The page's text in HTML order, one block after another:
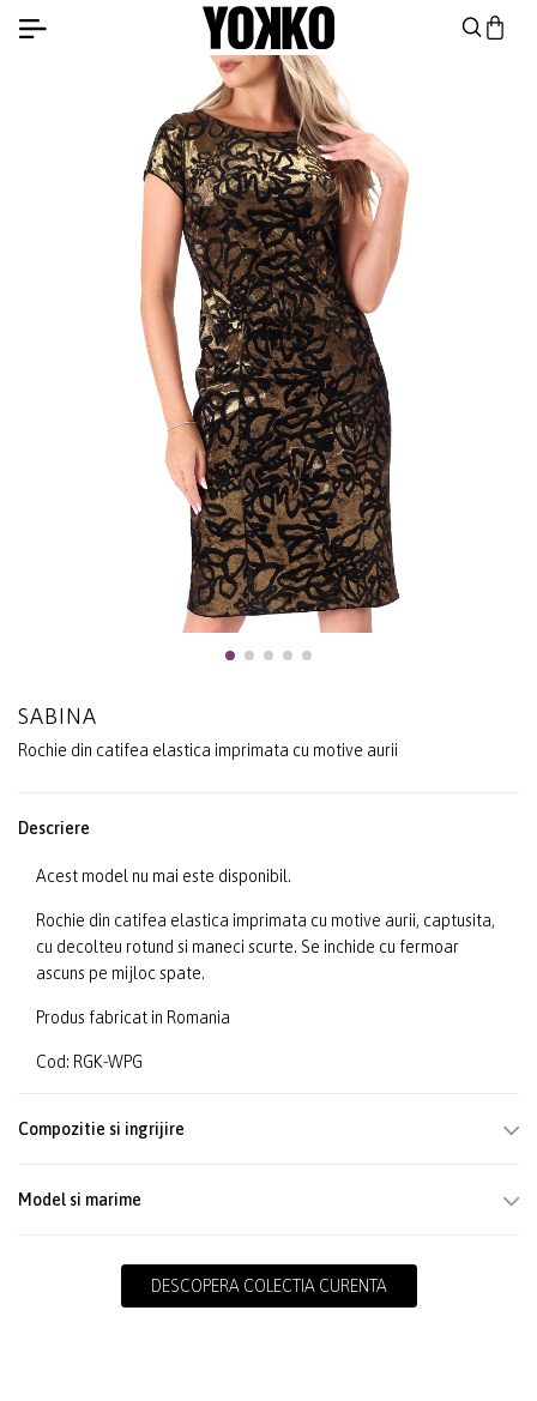
SABINA
Rochie din catifea elastica imprimata cu motive aurii
Descriere
Acest model nu mai este disponibil.
Rochie din catifea elastica imprimata cu motive aurii, captusita,
cu decolteu rotund si maneci scurte. Se inchide cu fermoar
ascuns pe mijloc spate.
Produs fabricat in Romania
Cod: RGK-WPG
Compozitie si ingrijire
Model si marime
DESCOPERA COLECTIA CURENTA